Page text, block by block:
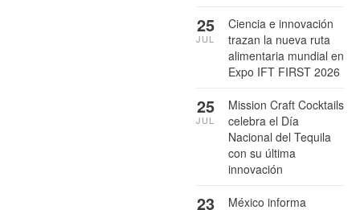
Ciencia e innovación
trazan la nueva ruta
alimentaria mundial en
Expo IFT FIRST 2026
25
JUL
Mission Craft Cocktails
celebra el Día
Nacional del Tequila
con su última
innovación
25
JUL
México informa
23